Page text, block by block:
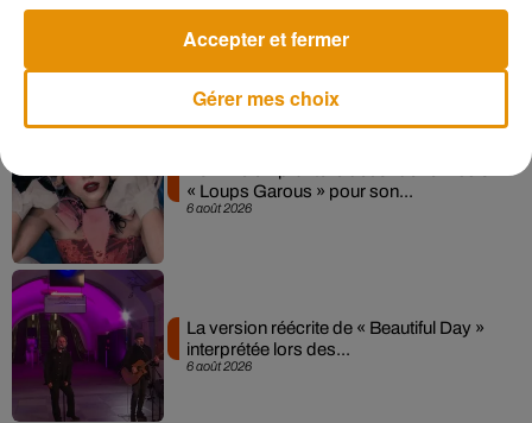
7 août 2026
Angèle et Amélie Lens dévoilent leur
collaboration tant attendue
6 août 2026
« Loups Garous » pour son...
6 août 2026
La version réécrite de « Beautiful Day »
interprétée lors des...
Gérer mes choix
Accepter et fermer